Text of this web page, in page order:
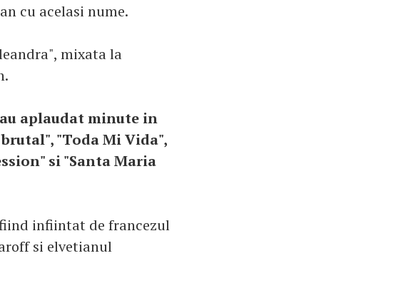
cu acelasi nume.
mixata la
aplaudat minute in
"Toda Mi Vida",
si "Santa Maria
infiintat de francezul
si elvetianul